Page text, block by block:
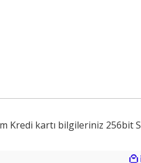
Kredi kartı bilgileriniz 256bit